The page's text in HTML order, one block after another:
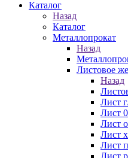
Каталог
Назад
Каталог
Металлопрокат
Назад
Листовое
Назад
Лист
Лист
Лист
Лист
Лист
Лист